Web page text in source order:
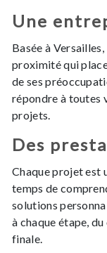
Une
Basée à
proximité qui
de ses
répondre à toutes
projets.
Des
Chaque projet est
temps de
solutions
à chaque étape,
finale.